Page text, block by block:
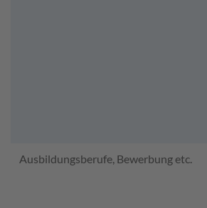
Ausbildungsberufe, Bewerbung etc.